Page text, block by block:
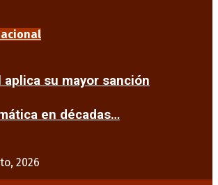
aplica su mayor sanción
en décadas…
2026